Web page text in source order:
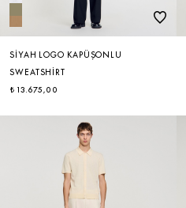
SIYAH LOGO KAPÜŞONLU
SWEATSHIRT
₺ 13.675,00